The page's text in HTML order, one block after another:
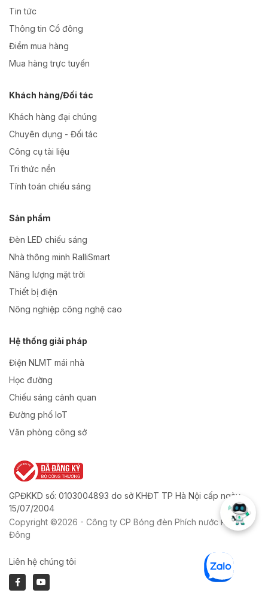
Tin tức
Thông tin Cổ đông
Điểm mua hàng
Mua hàng trực tuyến
Khách hàng/Đối tác
Khách hàng đại chúng
Chuyên dụng - Đối tác
Công cụ tài liệu
Tri thức nền
Tính toán chiếu sáng
Sản phẩm
Đèn LED chiếu sáng
Nhà thông minh RalliSmart
Năng lượng mặt trời
Thiết bị điện
Nông nghiệp công nghệ cao
Hệ thống giải pháp
Điện NLMT mái nhà
Học đường
Chiếu sáng cảnh quan
Đường phố IoT
Văn phòng công sở
GPĐKKD số: 0103004893 do sở KHĐT TP Hà Nội cấp ngày
15/07/2004
Copyright ©2026 - Công ty CP Bóng đèn Phích nước Rạng
Đông
Liên hệ chúng tôi